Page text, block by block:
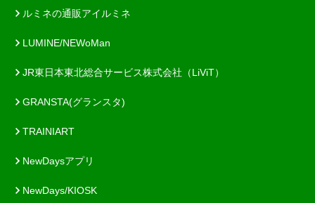
ルミネの通販アイルミネ
LUMINE/NEWoMan
JR東日本東北総合サービス株式会社（LiViT）
GRANSTA(グランスタ)
TRAINIART
NewDaysアプリ
NewDays/KIOSK